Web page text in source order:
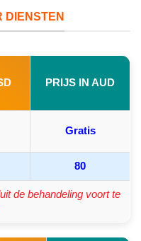
DIENSTEN
PRIJS IN AUD
Gratis
80
de behandeling voort te